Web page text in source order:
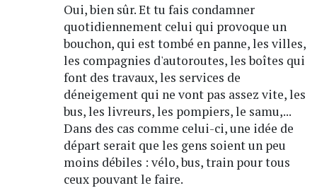
Oui, bien sûr. Et tu fais condamner
quotidiennement celui qui provoque un
bouchon, qui est tombé en panne, les villes,
les compagnies d'autoroutes, les boîtes qui
font des travaux, les services de
déneigement qui ne vont pas assez vite, les
bus, les livreurs, les pompiers, le samu,...
Dans des cas comme celui-ci, une idée de
départ serait que les gens soient un peu
moins débiles : vélo, bus, train pour tous
ceux pouvant le faire.